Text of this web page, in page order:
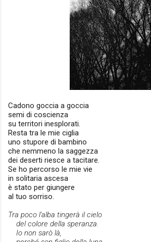
Cadono goccia a goccia
semi di coscienza
su territori inesplorati.
Resta tra le mie ciglia
uno stupore di bambino
che nemmeno la saggezza
dei deserti riesce a tacitare.
Se ho percorso le mie vie
in solitaria ascesa
è stato per giungere
al tuo sorriso.
Tra poco l'alba tingerà il cielo
del colore della speranza.
Io non sarò là,